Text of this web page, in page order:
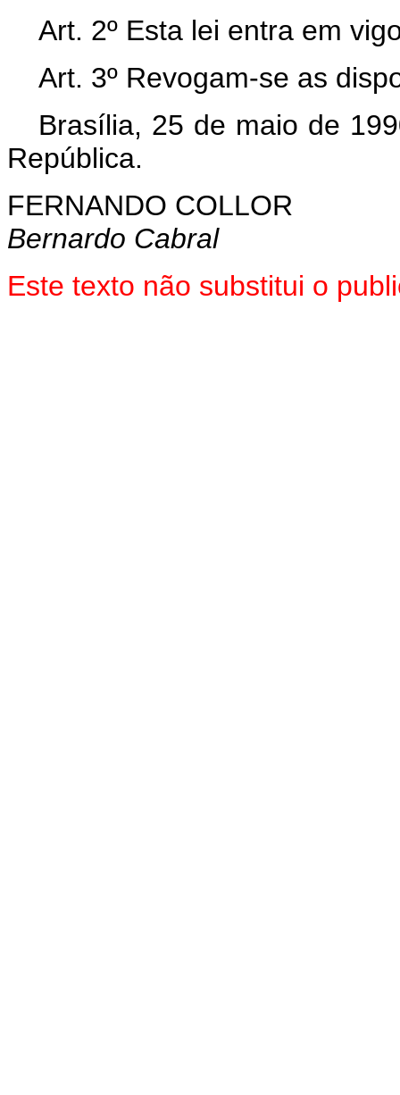
Art. 2º Esta lei entra em
Art. 3º Revogam-se as
Brasília, 25 de maio de
República.
FERNANDO COLLOR
Bernardo Cabral
Este texto não substitui o